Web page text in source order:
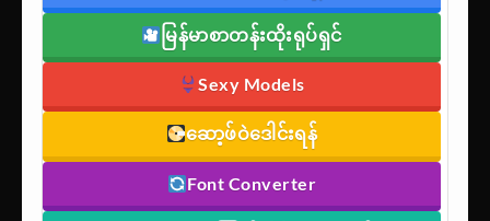
မြန်မာစာတန်းထိုးရုပ်ရှင်
Sexy Models
ဆော့ဖ်ဝဲဒေါင်းရန်
Font Converter